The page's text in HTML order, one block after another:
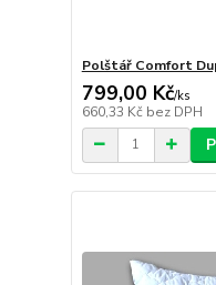
Polštář Comfort
799,00 Kč/ks
660,33 Kč bez DPH